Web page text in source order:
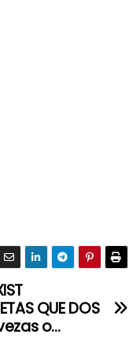
QUE DOS
o…